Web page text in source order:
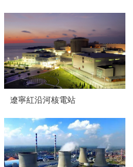
遼寧紅沿河核電站